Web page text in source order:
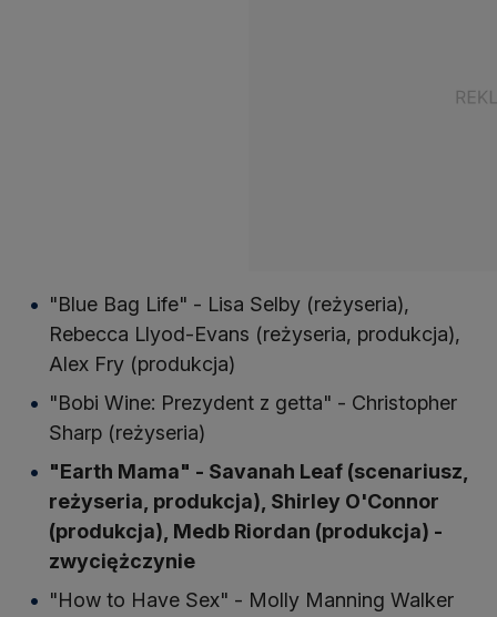
"Blue Bag Life" - Lisa Selby (reżyseria),
Rebecca Llyod-Evans (reżyseria, produkcja),
Alex Fry (produkcja)
"Bobi Wine: Prezydent z getta" - Christopher
Sharp (reżyseria)
"Earth Mama" - Savanah Leaf (scenariusz,
reżyseria, produkcja), Shirley O'Connor
(produkcja), Medb Riordan (produkcja) -
zwyciężczynie
"How to Have Sex" - Molly Manning Walker